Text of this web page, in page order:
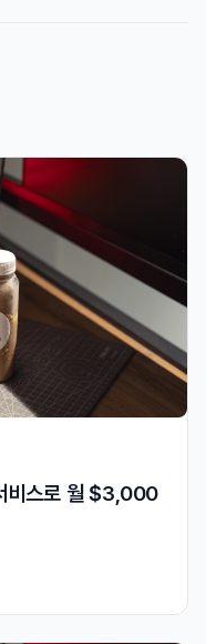
비스로 월 $3,000